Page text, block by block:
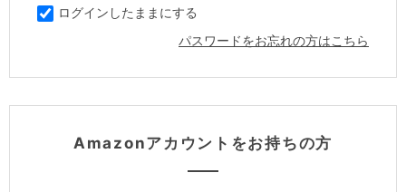
ログインしたままにする
パスワードをお忘れの方はこちら
Amazonアカウントをお持ちの方